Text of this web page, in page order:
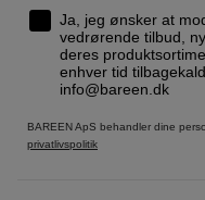
Ja, jeg ønsker at
vedrørende tilbud,
deres produktsortiment via email.
enhver tid
info@bareen.dk
BAREEN ApS behandler dine
privatlivspolitik